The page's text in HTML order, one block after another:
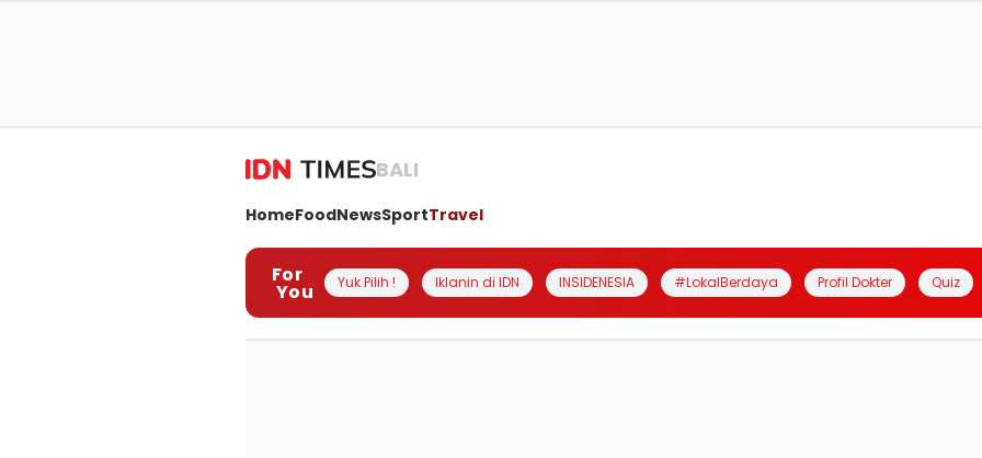
BALI
HomeFoodNewsSportTravel
For
You Yuk Pilih ! Iklanin di IDN INSIDENESIA #LokalBerdaya Profil Dokter Quiz